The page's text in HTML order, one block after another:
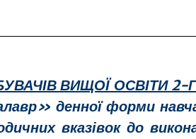
ВИЩОЇ ОСВІТИ 2-
денної форми
вказівок до